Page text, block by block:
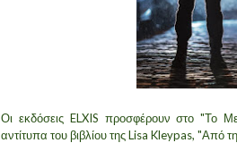
Οι εκδόσεις ELXIS προσφέρουν στο "Το
αντίτυπα του βιβλίου της Lisa Kleypas, "Από